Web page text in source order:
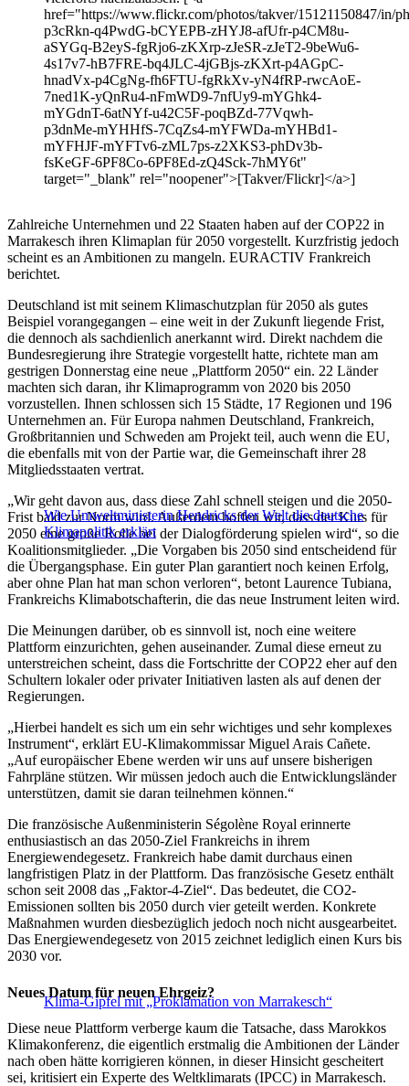
href="https://www.flickr.com/photos/takver/15121150847/in/
p3cRkn-q4PwdG-bCYEPB-zHYJ8-afUfr-p4CM8u-
aSYGq-B2eyS-fgRjo6-zKXrp-zJeSR-zJeT2-9beWu6-
4s17v7-hB7FRE-bq4JLC-4jGBjs-zKXrt-p4AGpC-
hnadVx-p4CgNg-fh6FTU-fgRkXv-yN4fRP-rwcAoE-
7ned1K-yQnRu4-nFmWD9-7nfUy9-mYGhk4-
mYGdnT-6atNYf-u42C5F-poqBZd-77Vqwh-
p3dnMe-mYHHfS-7CqZs4-mYFWDa-mYHBd1-
mYFHJF-mYFTv6-zML7ps-z2XKS3-phDv3b-
fsKeGF-6PF8Co-6PF8Ed-zQ4Sck-7hMY6t"
target="_blank" rel="noopener">[Takver/Flickr]</a>]
Zahlreiche Unternehmen und 22 Staaten haben auf der COP22 in
Marrakesch ihren Klimaplan für 2050 vorgestellt. Kurzfristig jedoch
scheint es an Ambitionen zu mangeln. EURACTIV Frankreich
berichtet.
Deutschland ist mit seinem Klimaschutzplan für 2050 als gutes
Beispiel vorangegangen – eine weit in der Zukunft liegende Frist,
die dennoch als sachdienlich anerkannt wird. Direkt nachdem die
Bundesregierung ihre Strategie vorgestellt hatte, richtete man am
gestrigen Donnerstag eine neue „Plattform 2050“ ein. 22 Länder
machten sich daran, ihr Klimaprogramm von 2020 bis 2050
vorzustellen. Ihnen schlossen sich 15 Städte, 17 Regionen und 196
Unternehmen an. Für Europa nahmen Deutschland, Frankreich,
Großbritannien und Schweden am Projekt teil, auch wenn die EU,
die ebenfalls mit von der Partie war, die Gemeinschaft ihrer 28
Mitgliedsstaaten vertrat.
Wie Umweltministerin Hendricks der Welt die deutsche
Klimapolitik erklärt
„Wir geht davon aus, dass diese Zahl schnell steigen und die 2050-
Frist bald zur Norm wird. Außerdem hoffen wir, dass der Kurs für
2050 eine große Rolle bei der Dialogförderung spielen wird“, so die
Koalitionsmitglieder. „Die Vorgaben bis 2050 sind entscheidend für
die Übergangsphase. Ein guter Plan garantiert noch keinen Erfolg,
aber ohne Plan hat man schon verloren“, betont Laurence Tubiana,
Frankreichs Klimabotschafterin, die das neue Instrument leiten wird.
Die Meinungen darüber, ob es sinnvoll ist, noch eine weitere
Plattform einzurichten, gehen auseinander. Zumal diese erneut zu
unterstreichen scheint, dass die Fortschritte der COP22 eher auf den
Schultern lokaler oder privater Initiativen lasten als auf denen der
Regierungen.
„Hierbei handelt es sich um ein sehr wichtiges und sehr komplexes
Instrument“, erklärt EU-Klimakommissar Miguel Arais Cañete.
„Auf europäischer Ebene werden wir uns auf unsere bisherigen
Fahrpläne stützen. Wir müssen jedoch auch die Entwicklungsländer
unterstützen, damit sie daran teilnehmen können.“
Die französische Außenministerin Ségolène Royal erinnerte
enthusiastisch an das 2050-Ziel Frankreichs in ihrem
Energiewendegesetz. Frankreich habe damit durchaus einen
langfristigen Platz in der Plattform. Das französische Gesetz enthält
schon seit 2008 das „Faktor-4-Ziel“. Das bedeutet, die CO2-
Emissionen sollten bis 2050 durch vier geteilt werden. Konkrete
Maßnahmen wurden diesbezüglich jedoch noch nicht ausgearbeitet.
Das Energiewendegesetz von 2015 zeichnet lediglich einen Kurs bis
2030 vor.
Klima-Gipfel mit „Proklamation von Marrakesch“
Neues Datum für neuen Ehrgeiz?
Diese neue Plattform verberge kaum die Tatsache, dass Marokkos
Klimakonferenz, die eigentlich erstmalig die Ambitionen der Länder
nach oben hätte korrigieren können, in dieser Hinsicht gescheitert
sei, kritisiert ein Experte des Weltklimarats (IPCC) in Marrakesch.